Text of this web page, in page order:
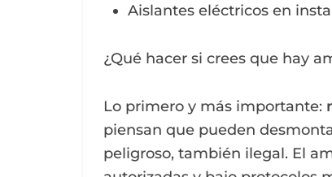
Aislantes eléctricos en
¿Qué hacer si crees que hay
Lo primero y más importante:
piensan que pueden
peligroso, también ilegal. El